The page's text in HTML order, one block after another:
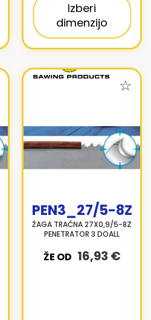
Izberi
dimenzijo
PEN3_27/5-8Z
ŽAGA TRAČNA 27X0,9/5-8Z
PENETRATOR 3 DOALL
ŽE OD 16,93 €